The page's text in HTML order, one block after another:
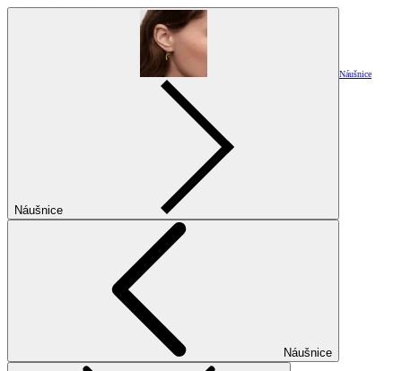
Náušnice
Náušnice
Náušnice